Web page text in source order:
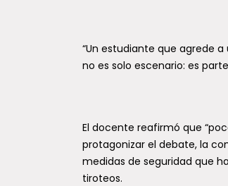
“Un estudiante que agrede
no es solo escenario: es
El docente reafirmó que
protagonizar el debate, la
medidas de seguridad que
tiroteos.